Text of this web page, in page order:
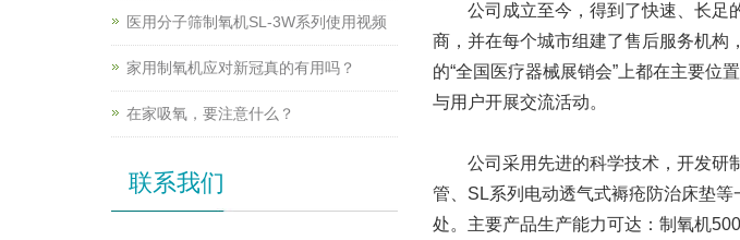
公司成立至今，得到了快速、长足
商，并在每个城市组建了售后服务机构
的“全国医疗器械展销会”上都在主要位
与用户开展交流活动。
公司采用先进的科学技术，开发研
管、SL系列电动透气式褥疮防治床垫
处。主要产品生产能力可达：制氧机
医用分子筛制氧机SL-3W系列使用视频
家用制氧机应对新冠真的有用吗？
在家吸氧，要注意什么？
联系我们